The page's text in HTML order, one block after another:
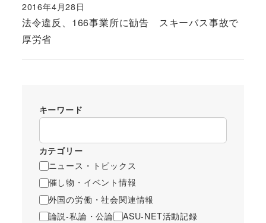
法令違反、166事業所に勧告 スキーバス事故で
厚労省
投稿日
2016年4月28日
キーワード
カテゴリー
ニュース・トピックス
催し物・イベント情報
外国の労働・社会関連情報
論説-私論・公論
ASU-NET活動記録